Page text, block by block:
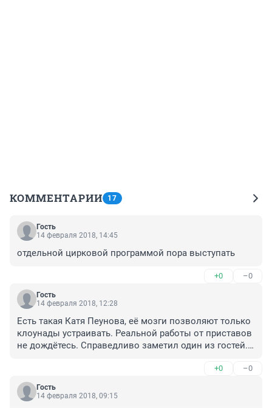
КОММЕНТАРИИ 17
Гость
14 февраля 2018, 14:45
отдельной цирковой программой пора выступать
+0 –0
Гость
14 февраля 2018, 12:28
Есть такая Катя Пеунова, её мозги позволяют только
клоунады устраивать. Реальной работы от приставов
не дождётесь. Справедливо заметил один из гостей...
+0 –0
Гость
14 февраля 2018, 09:15